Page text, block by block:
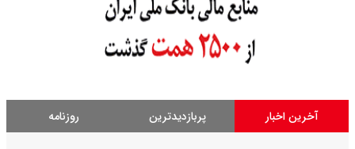
آخرین اخبار پربازدیدترین روزنامه